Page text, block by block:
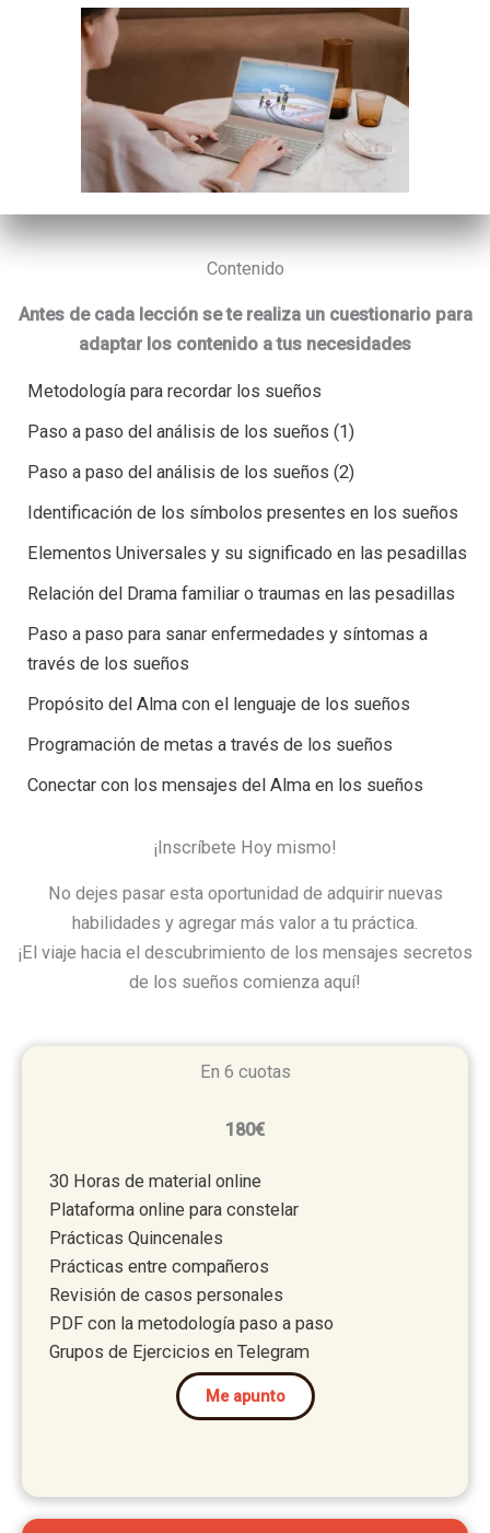
Contenido
Antes de cada lección se te realiza un cuestionario para
adaptar los contenido a tus necesidades
Metodología para recordar los sueños
Paso a paso del análisis de los sueños (1)
Paso a paso del análisis de los sueños (2)
Identificación de los símbolos presentes en los sueños
Elementos Universales y su significado en las pesadillas
Relación del Drama familiar o traumas en las pesadillas
Paso a paso para sanar enfermedades y síntomas a
través de los sueños
Propósito del Alma con el lenguaje de los sueños
Programación de metas a través de los sueños
Conectar con los mensajes del Alma en los sueños
¡Inscríbete Hoy mismo!
No dejes pasar esta oportunidad de adquirir nuevas
habilidades y agregar más valor a tu práctica.
¡El viaje hacia el descubrimiento de los mensajes secretos
de los sueños comienza aquí!
En 6 cuotas
180€
30 Horas de material online
Plataforma online para constelar
Prácticas Quincenales
Prácticas entre compañeros
Revisión de casos personales
PDF con la metodología paso a paso
Grupos de Ejercicios en Telegram
Me apunto